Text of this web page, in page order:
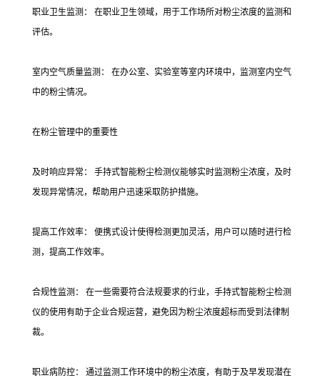
职业卫生监测： 在职业卫生领域，用于工作场所对粉尘浓度的监测和
评估。
室内空气质量监测： 在办公室、实验室等室内环境中，监测室内空气
中的粉尘情况。
在粉尘管理中的重要性
及时响应异常： 手持式智能粉尘检测仪能够实时监测粉尘浓度，及时
发现异常情况，帮助用户迅速采取防护措施。
提高工作效率： 便携式设计使得检测更加灵活，用户可以随时进行检
测，提高工作效率。
合规性监测： 在一些需要符合法规要求的行业，手持式智能粉尘检测
仪的使用有助于企业合规运营，避免因为粉尘浓度超标而受到法律制
裁。
职业病防控： 通过监测工作环境中的粉尘浓度，有助于及早发现潜在